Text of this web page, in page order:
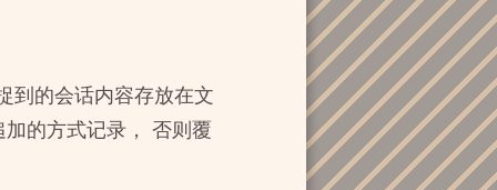
到的会话内容存放在文
的方式记录， 否则覆